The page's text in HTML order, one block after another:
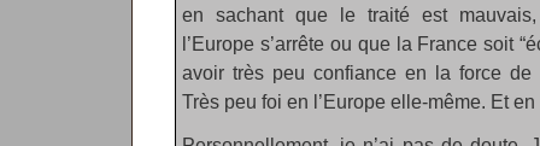
en sachant que le traité est
l’Europe s’arrête ou que la France soit
avoir très peu confiance en la force de
Très peu foi en l’Europe elle-même. Et